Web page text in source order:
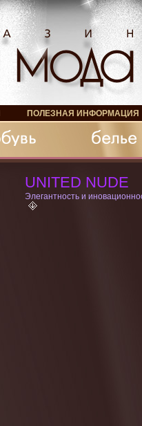
ПОЛЕЗНАЯ ИНФОРМАЦИЯ
Аксессуары
UNITED NUDE
Элегантность и